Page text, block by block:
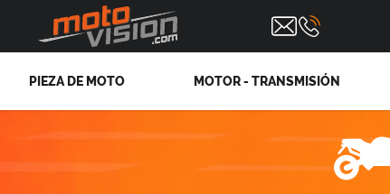
PIEZA DE MOTO MOTOR - TRANSMISIÓN